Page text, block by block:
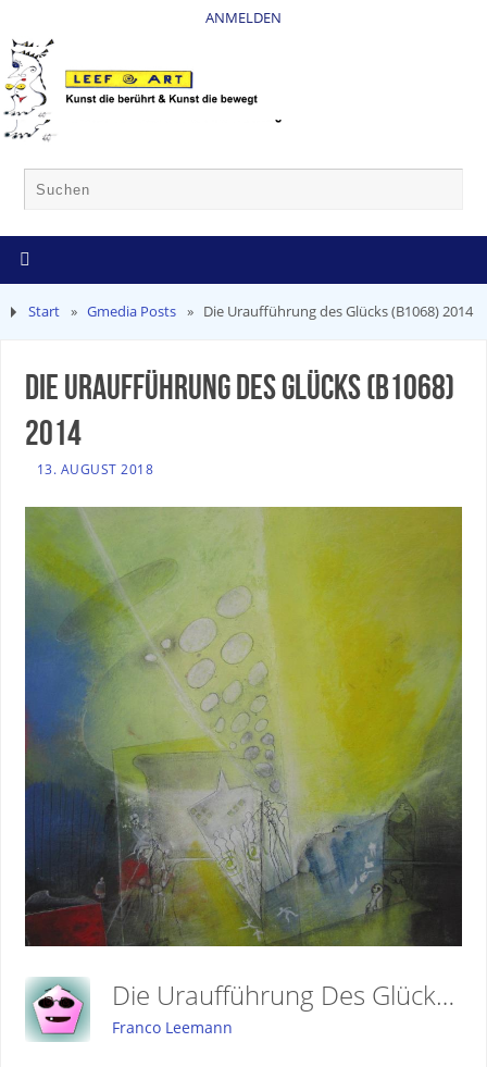
ANMELDEN
Start » Gmedia Posts » Die Uraufführung des Glücks (B1068) 2014
Die Uraufführung des Glücks (B1068)
2014
13. AUGUST 2018
Die Uraufführung Des Glücks (B1068) 2014
Franco Leemann